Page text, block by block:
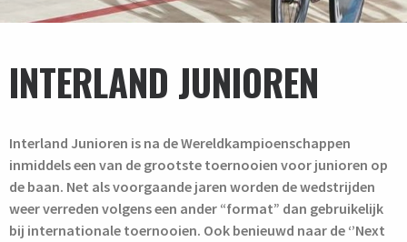
INTERLAND JUNIOREN
Interland Junioren is na de Wereldkampioenschappen
inmiddels een van de grootste toernooien voor junioren op
de baan. Net als voorgaande jaren worden de wedstrijden
weer verreden volgens een ander “format” dan gebruikelijk
bij internationale toernooien. Ook benieuwd naar de ‘’Next